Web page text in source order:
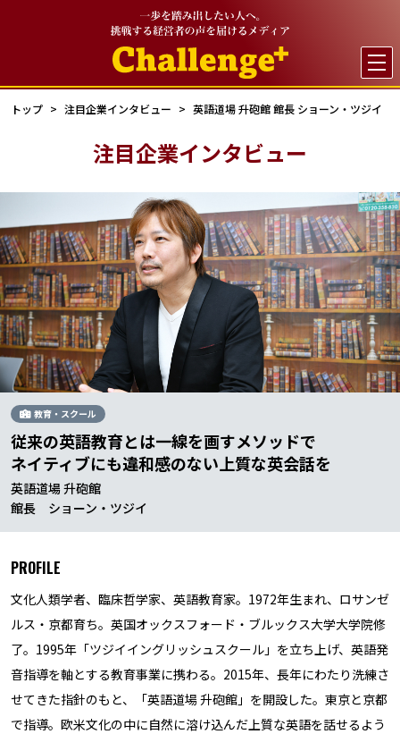

トップ 注目企業インタビュー 英語道場 升砲館 館長 ショーン・ツジイ
注目企業インタビュー
教育・スクール
従来の英語教育とは一線を画すメソッドで
ネイティブにも違和感のない上質な英会話を
英語道場 升砲館
館長 ショーン・ツジイ
PROFILE
文化人類学者、臨床哲学家、英語教育家。1972年生まれ、ロサンゼ
ルス・京都育ち。英国オックスフォード・ブルックス大学大学院修
了。1995年「ツジイイングリッシュスクール」を立ち上げ、英語発
音指導を軸とする教育事業に携わる。2015年、長年にわたり洗練さ
せてきた指針のもと、「英語道場 升砲館」を開設した。東京と京都
で指導。欧米文化の中に自然に溶け込んだ上質な英語を話せるよう